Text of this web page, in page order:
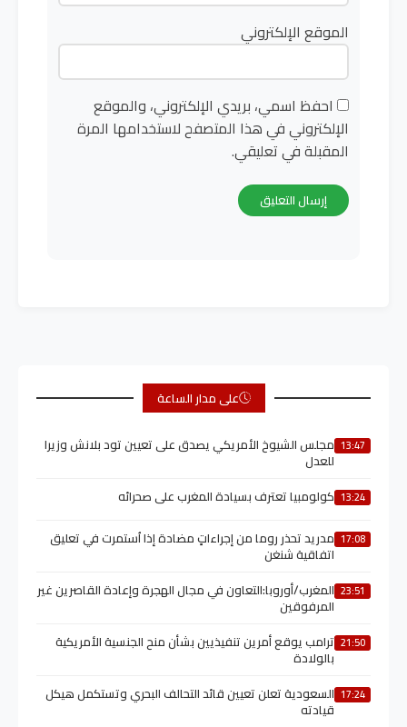
الموقع الإلكتروني
احفظ اسمي، بريدي الإلكتروني، والموقع
الإلكتروني في هذا المتصفح لاستخدامها المرة
المقبلة في تعليقي.
على مدار الساعة
13:47 مجلس الشيوخ الأمريكي يصدق على تعيين تود بلانش وزيرا
للعدل
13:24 كولومبيا تعترف بسيادة المغرب على صحرائه
17:08 مدريد تحذر روما من إجراءاتٍ مضادة إذا اُستمرت في تعليق
اتفاقية شنغن
23:51 المغرب/أوروبا:التعاون في مجال الهجرة وإعادة القاصرين غير
المرفوقين
21:50 ترامب يوقع أمرين تنفيذيين بشأن منح الجنسية الأمريكية
بالولادة
17:24 السعودية تعلن تعيين قائد التحالف البحري وتستكمل هيكل
قيادته